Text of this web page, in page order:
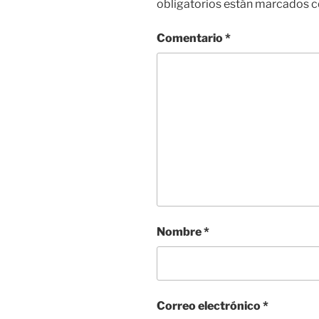
obligatorios están marcados
Comentario*
Nombre*
Correo electrónico*